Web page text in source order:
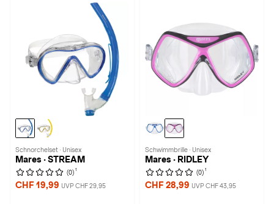
Schnorchelset · Unisex
Mares · STREAM
(0) 1
CHF 19,99 UVP CHF 29,95
Schwimmbrille · Unisex
Mares · RIDLEY
(0) 1
CHF 28,99 UVP CHF 43,95